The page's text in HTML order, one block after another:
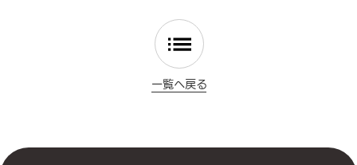
一覧へ戻る